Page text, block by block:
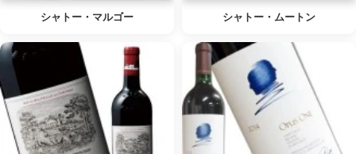
シャトー・マルゴー シャトー・ムートン